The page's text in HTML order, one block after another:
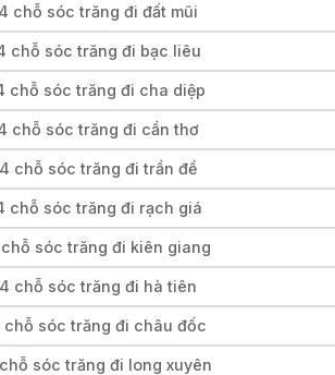
chỗ sóc trăng đi đất mũi
chỗ sóc trăng đi bạc liêu
chỗ sóc trăng đi cha diệp
chỗ sóc trăng đi cần thơ
chỗ sóc trăng đi trần đề
chỗ sóc trăng đi rạch giá
sóc trăng đi kiên giang
chỗ sóc trăng đi hà tiên
sóc trăng đi châu đốc
sóc trăng đi long xuyên